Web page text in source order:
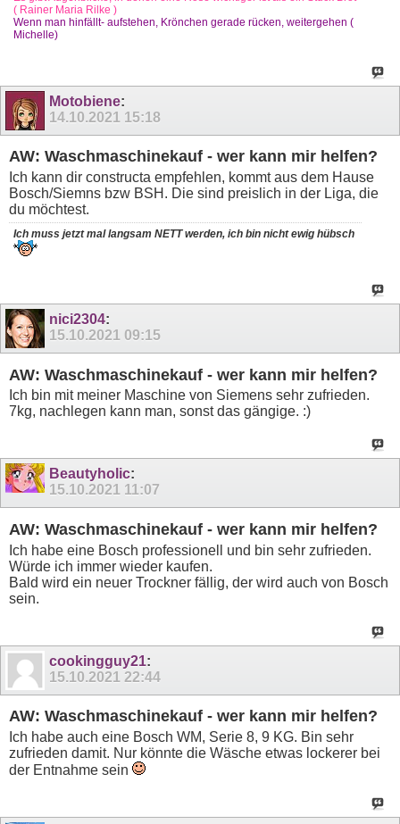
( Rainer Maria Rilke )
Wenn man hinfällt- aufstehen, Krönchen gerade rücken, weitergehen (
Michelle)
Motobiene:
14.10.2021 15:18
AW: Waschmaschinekauf - wer kann mir helfen?
Ich kann dir constructa empfehlen, kommt aus dem Hause
Bosch/Siemns bzw BSH. Die sind preislich in der Liga, die
du möchtest.
Ich muss jetzt mal langsam NETT werden, ich bin nicht ewig hübsch
nici2304:
15.10.2021 09:15
AW: Waschmaschinekauf - wer kann mir helfen?
Ich bin mit meiner Maschine von Siemens sehr zufrieden.
7kg, nachlegen kann man, sonst das gängige. :)
Beautyholic:
15.10.2021 11:07
AW: Waschmaschinekauf - wer kann mir helfen?
Ich habe eine Bosch professionell und bin sehr zufrieden.
Würde ich immer wieder kaufen.
Bald wird ein neuer Trockner fällig, der wird auch von Bosch
sein.
cookingguy21:
15.10.2021 22:44
AW: Waschmaschinekauf - wer kann mir helfen?
Ich habe auch eine Bosch WM, Serie 8, 9 KG. Bin sehr
zufrieden damit. Nur könnte die Wäsche etwas lockerer bei
der Entnahme sein